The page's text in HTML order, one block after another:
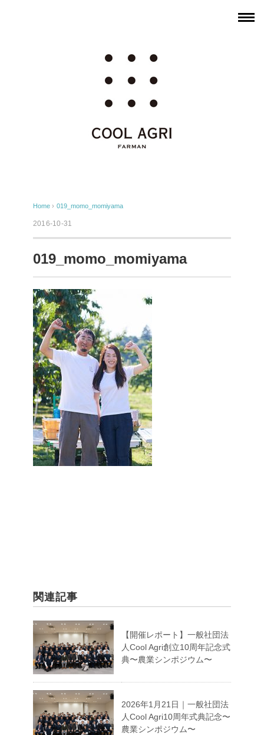
Home › 019_momo_momiyama
2016-10-31
019_momo_momiyama
関連記事
【開催レポート】一般社団法
人Cool Agri創立10周年記念式
典〜農業シンポジウム〜
2026年1月21日｜一般社団法
人Cool Agri10周年式典記念〜
農業シンポジウム〜